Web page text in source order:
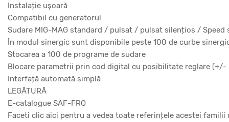
Instalație ușoară
Compatibil cu generatorul
Sudare MIG-MAG standard / pulsat / pulsat silențios / Speed
În modul sinergic sunt disponibile peste 100 de curbe
Stocarea a 100 de programe de sudare
Blocare parametrii prin cod digital cu posibilitate reglare (+/-
Interfață automată simplă
LEGĂTURĂ
E-catalogue SAF-FRO
Faceti clic aici pentru a vedea toate referințele acestei familii